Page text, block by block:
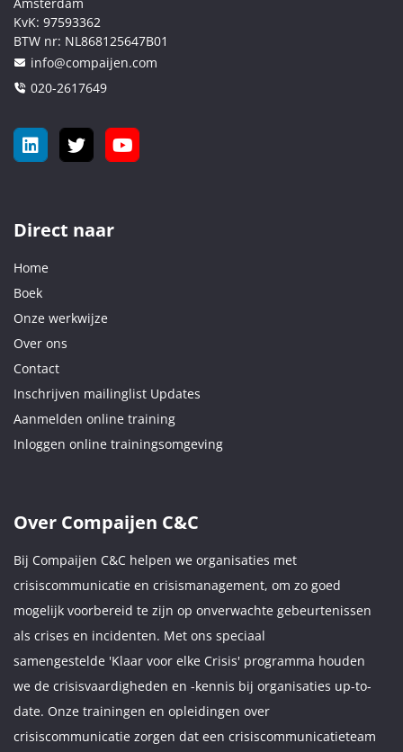
Amsterdam
info@compaijen.com
020-2617649
KvK: 97593362
BTW nr: NL868125647B01
Direct naar
Home
Boek
Onze werkwijze
Over ons
Contact
Inschrijven mailinglist Updates
Aanmelden online training
Inloggen online trainingsomgeving
Over Compaijen C&C
Bij Compaijen C&C helpen we organisaties met
crisiscommunicatie en crisismanagement, om zo goed
mogelijk voorbereid te zijn op onverwachte gebeurtenissen
als crises en incidenten. Met ons speciaal
samengestelde 'Klaar voor elke Crisis' programma houden
we de crisisvaardigheden en -kennis bij organisaties up-to-
date. Onze trainingen en opleidingen over
crisiscommunicatie zorgen dat een crisiscommunicatieteam